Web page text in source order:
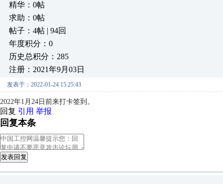
精华：0帖
求助：0帖
帖子：4帖 | 94回
年度积分：0
历史总积分：285
注册：2021年9月03日
发表于：2022-01-24 15:25:43
2022年1月24日前来打卡签到。
回复 引用 举报
回复本条
发表回复